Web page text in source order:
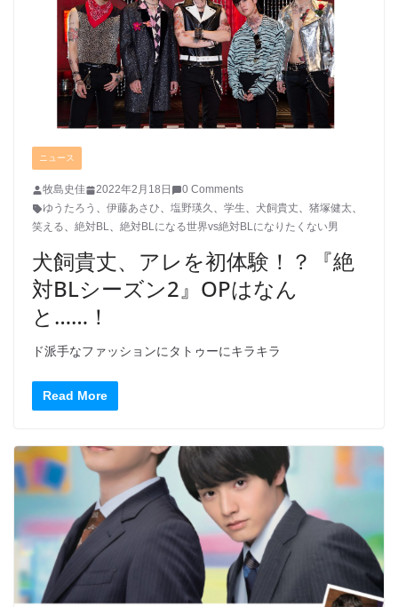
ニュース
牧島史佳 2022年2月18日
0 Comments
ゆうたろう 、 伊藤あさひ、 塩野瑛久 、 学生、 犬飼貴丈、 猪塚健太、
笑える、 絶対BL、 絶対BLになる世界vs絶対BLになりたくない男
犬飼貴丈、アレを初体験！？『絶
対BLシーズン2』OPはなん
と……！
ド派手なファッションにタトゥーにキラキラ
Read More